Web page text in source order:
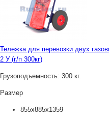
Тележка для перевозки двух
2 У (г/п 300кг)
Грузоподъемность: 300 кг.
Размер
855x885x1359